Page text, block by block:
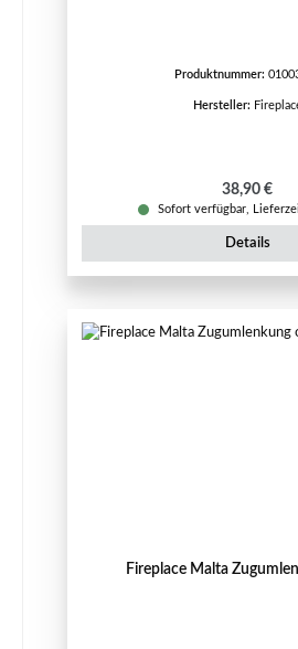
Produktnummer:
Hersteller:
Regulärer
38,90 €
Sofort verfügbar,
Details
Fireplace Malta